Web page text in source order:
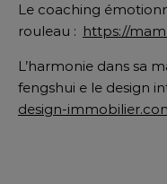
Le coaching
rouleau : https://
L’harmonie dans sa
fengshui e le design
design-